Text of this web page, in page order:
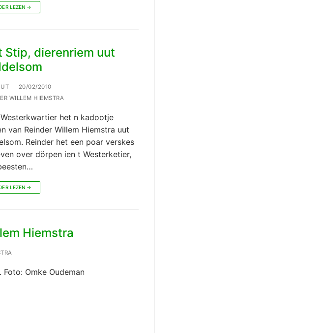
LEZEN →
Stip, dierenriem uut
20/02/2010
WILLEM HIEMSTRA
het n kadootje
van Reinder Willem Hiemstra uut
Reinder het een poar verskes
over dörpen ien t Westerketier,
LEZEN →
Hiemstra
Omke Oudeman